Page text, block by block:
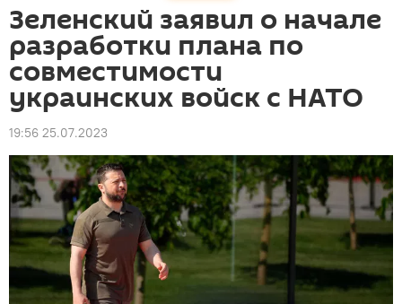
Зеленский заявил о начале
разработки плана по
совместимости
украинских войск с НАТО
19:56 25.07.2023